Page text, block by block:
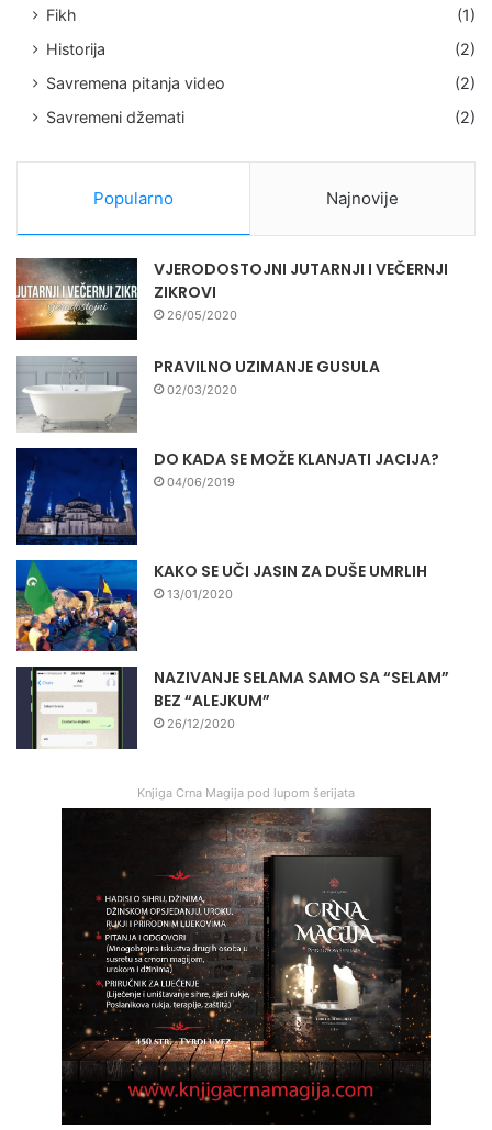
Fikh
(1)
Historija
(2)
Savremena pitanja video
(2)
Savremeni džemati
(2)
Popularno Najnovije
VJERODOSTOJNI JUTARNJI I VEČERNJI
ZIKROVI
26/05/2020
PRAVILNO UZIMANJE GUSULA
02/03/2020
DO KADA SE MOŽE KLANJATI JACIJA?
04/06/2019
KAKO SE UČI JASIN ZA DUŠE UMRLIH
13/01/2020
NAZIVANJE SELAMA SAMO SA “SELAM”
BEZ “ALEJKUM”
26/12/2020
Knjiga Crna Magija pod lupom šerijata